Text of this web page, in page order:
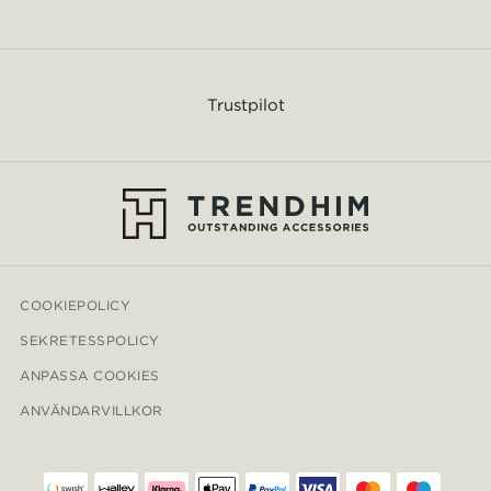
Trustpilot
COOKIEPOLICY
SEKRETESSPOLICY
ANPASSA COOKIES
ANVÄNDARVILLKOR